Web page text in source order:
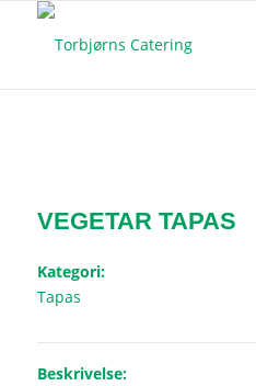
VEGETAR TAPAS
Kategori:
Tapas
Beskrivelse: